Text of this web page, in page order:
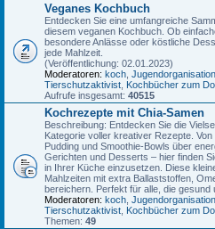
Veganes Kochbuch
Entdecken Sie eine umfangreiche
diesem veganen Kochbuch. Ob
besondere Anlässe oder köstliche
jede Mahlzeit.
(Veröffentlichung: 02.01.2023)
Moderatoren: koch
Tierschutzaktivist Kochbücher zum
Aufrufe insgesamt: 40515
Kochrezepte mit Chia-Samen
Beschreibung: Entdecken Sie die
Kategorie voller kreativer Rezepte.
Pudding und Smoothie-Bowls über
Gerichten und Desserts – hier finden
in Ihrer Küche einzusetzen. Diese
Mahlzeiten mit extra Ballaststoffen,
bereichern. Perfekt für alle, die
Moderatoren: koch
Tierschutzaktivist Kochbücher zum
Themen: 49